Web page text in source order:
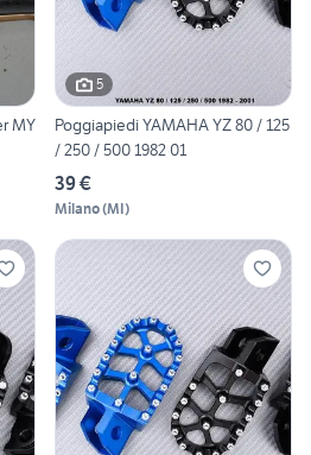
MY
5
Poggiapiedi YAMAHA YZ 80 / 125
/ 250 / 500 1982 01
39 €
Milano(MI)